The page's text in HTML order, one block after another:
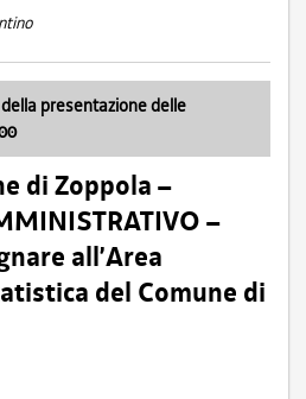
presentazione delle
di Zoppola –
–
all’Area
del Comune di